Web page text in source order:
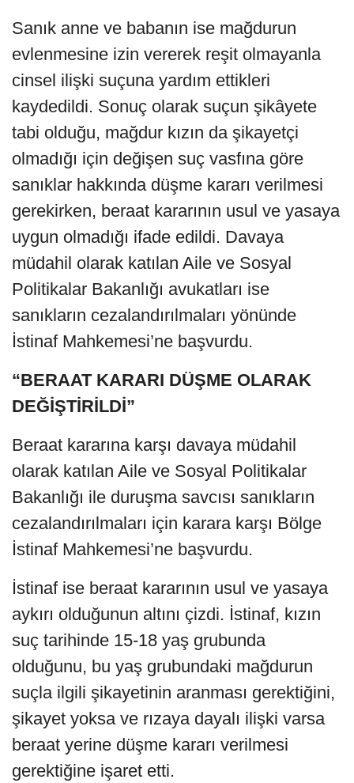
Sanık anne ve babanın ise mağdurun
evlenmesine izin vererek reşit olmayanla
cinsel ilişki suçuna yardım ettikleri
kaydedildi. Sonuç olarak suçun şikâyete
tabi olduğu, mağdur kızın da şikayetçi
olmadığı için değişen suç vasfına göre
sanıklar hakkında düşme kararı verilmesi
gerekirken, beraat kararının usul ve yasaya
uygun olmadığı ifade edildi. Davaya
müdahil olarak katılan Aile ve Sosyal
Politikalar Bakanlığı avukatları ise
sanıkların cezalandırılmaları yönünde
İstinaf Mahkemesi’ne başvurdu.
“BERAAT KARARI DÜŞME OLARAK
DEĞİŞTİRİLDİ”
Beraat kararına karşı davaya müdahil
olarak katılan Aile ve Sosyal Politikalar
Bakanlığı ile duruşma savcısı sanıkların
cezalandırılmaları için karara karşı Bölge
İstinaf Mahkemesi’ne başvurdu.
İstinaf ise beraat kararının usul ve yasaya
aykırı olduğunun altını çizdi. İstinaf, kızın
suç tarihinde 15-18 yaş grubunda
olduğunu, bu yaş grubundaki mağdurun
suçla ilgili şikayetinin aranması gerektiğini,
şikayet yoksa ve rızaya dayalı ilişki varsa
beraat yerine düşme kararı verilmesi
gerektiğine işaret etti.